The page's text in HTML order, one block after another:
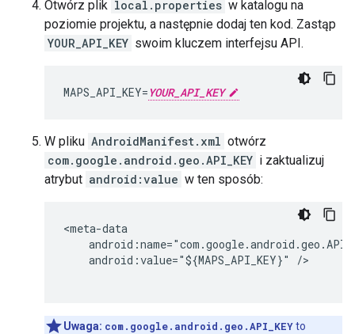
Otwórz plik local.properties w katalogu na
poziomie projektu, a następnie dodaj ten kod. Zastąp
YOUR_API_KEY swoim kluczem interfejsu API.
MAPS_API_KEY= YOUR_API_KEY
W pliku AndroidManifest.xml otwórz
com.google.android.geo.API_KEY i zaktualizuj
atrybut android:value w ten sposób:
<meta-data
    android:value="${MAPS_API_KEY}" />
Uwaga: com.google.android.geo.API_KEYto